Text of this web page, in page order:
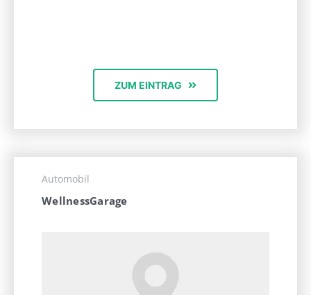
ZUM EINTRAG
Automobil
WellnessGarage